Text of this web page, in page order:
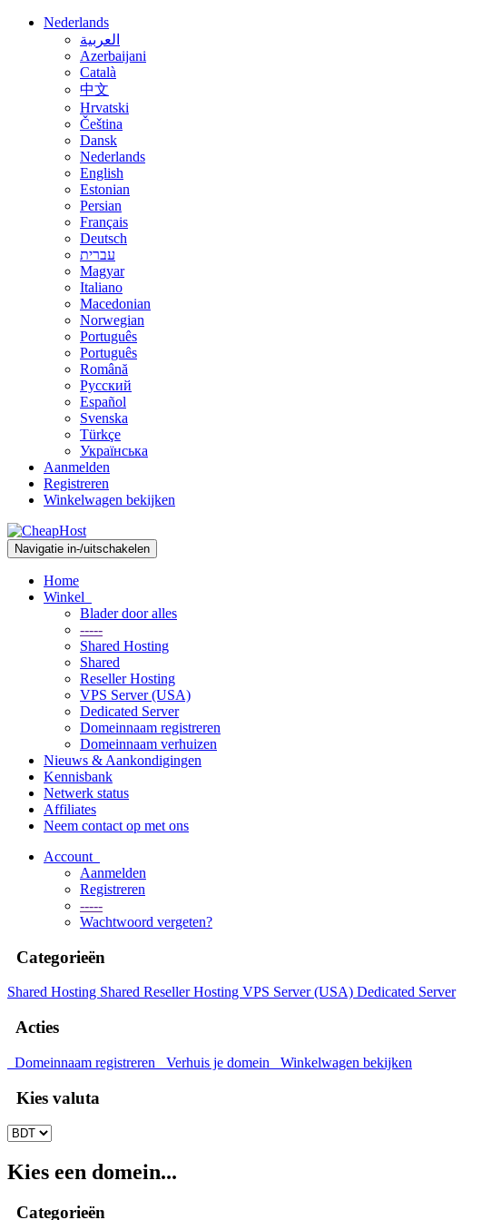
Nederlands
العربية
Azerbaijani
Català
中文
Hrvatski
Čeština
Dansk
Nederlands
English
Estonian
Persian
Français
Deutsch
עברית
Magyar
Italiano
Macedonian
Norwegian
Português
Português
Română
Русский
Español
Svenska
Türkçe
Українська
Aanmelden
Registreren
Winkelwagen bekijken
Navigatie in-/uitschakelen
Home
Winkel
Blader door alles
-----
Shared Hosting
Shared
Reseller Hosting
VPS Server (USA)
Dedicated Server
Domeinnaam registreren
Domeinnaam verhuizen
Nieuws & Aankondigingen
Kennisbank
Netwerk status
Affiliates
Neem contact op met ons
Account
Aanmelden
Registreren
-----
Wachtwoord vergeten?
Categorieën
Shared Hosting Shared Reseller Hosting VPS Server (USA) Dedicated Server
Acties
Domeinnaam registreren Verhuis je domein Winkelwagen bekijken
Kies valuta
Kies een domein...
Categorieën